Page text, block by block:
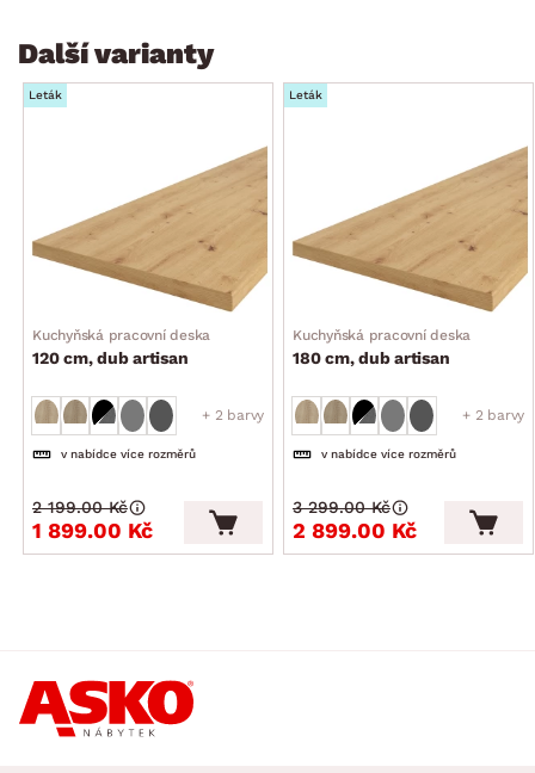
Další varianty
Leták
Kuchyňská pracovní deska
120 cm, dub artisan
+ 2 barvy
v nabídce více rozměrů
1 899.00 Kč
2 199.00 Kč
Leták
Kuchyňská pracovní deska
180 cm, dub artisan
+ 2 barvy
v nabídce více rozměrů
2 899.00 Kč
3 299.00 Kč